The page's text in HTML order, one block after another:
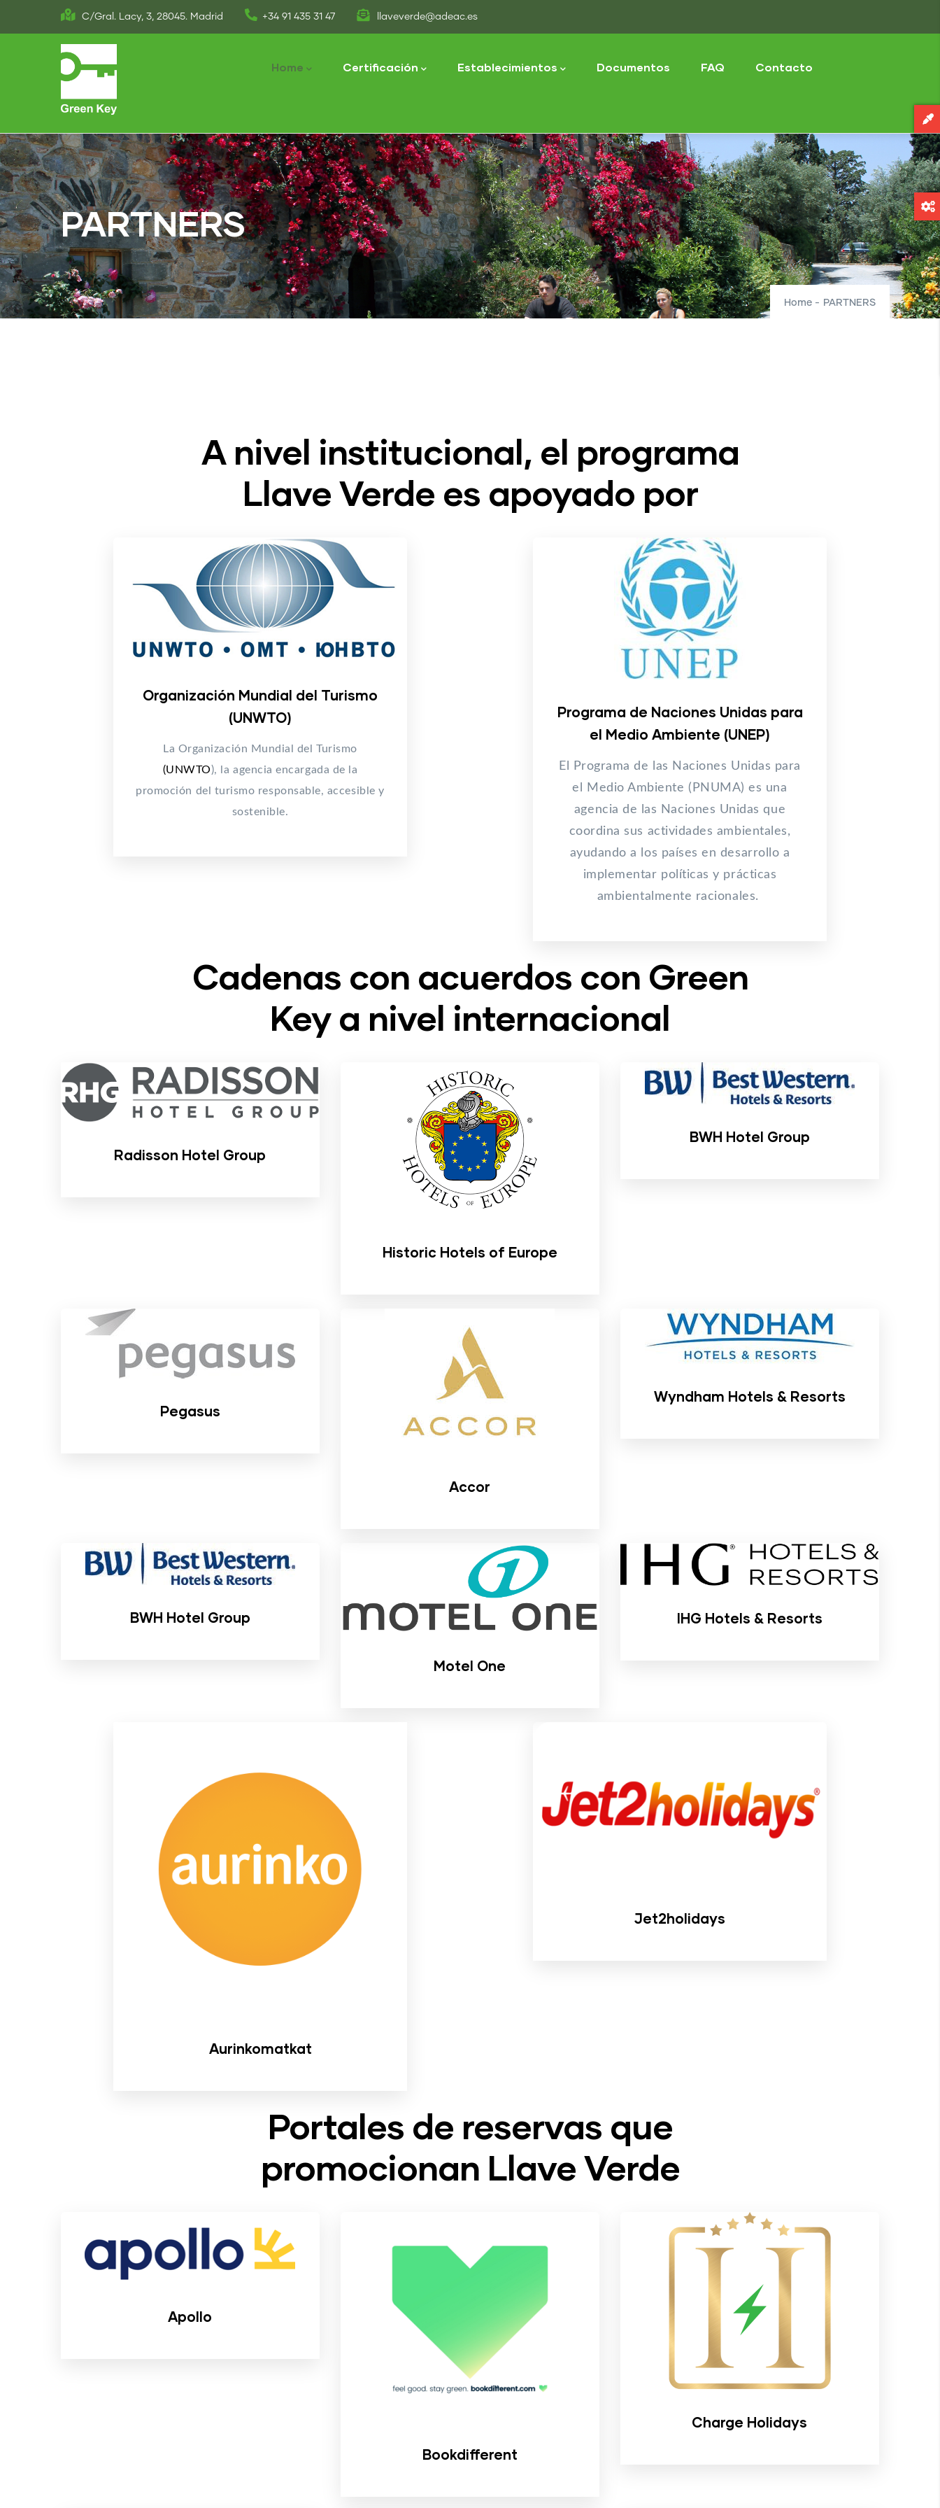
to
C/Gral. Lacy, 3, 28045. Madrid +34 91 435 31 47 llaveverde@adeac.es
navigation
Home Certificación Establecimientos Documentos FAQ Contacto
PARTNERS
Home - PARTNERS
A nivel institucional, el programa
Llave Verde es apoyado por
Organización Mundial del Turismo
(UNWTO)
La Organización Mundial del Turismo
(UNWTO), la agencia encargada de la
promoción del turismo responsable, accesible y
sostenible.
Programa de Naciones Unidas para
el Medio Ambiente (UNEP)
El Programa de las Naciones Unidas para
el Medio Ambiente (PNUMA) es una
agencia de las Naciones Unidas que
coordina sus actividades ambientales,
ayudando a los países en desarrollo a
implementar políticas y prácticas
ambientalmente racionales.
Cadenas con acuerdos con Green
Key a nivel internacional
Radisson Hotel Group
Historic Hotels of Europe
BWH Hotel Group
Pegasus
Accor
Wyndham Hotels & Resorts
BWH Hotel Group
Motel One
IHG Hotels & Resorts
Aurinkomatkat
Jet2holidays
Portales de reservas que
promocionan Llave Verde
Apollo
Bookdifferent
Charge Holidays